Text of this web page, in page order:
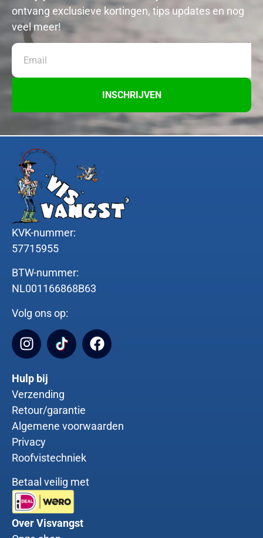
ontvang exclusieve kortingen, tips updates en nog
veel meer!
INSCHRIJVEN
KVK-nummer:
57715955
BTW-nummer:
NL001166868B63
Volg ons op:
Hulp bij
Verzending
Retour/garantie
Algemene voorwaarden
Privacy
Roofvistechniek
Betaal veilig met
Over Visvangst